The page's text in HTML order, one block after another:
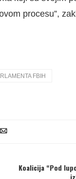
procesu”,
FBIH
Koalicija “Pod